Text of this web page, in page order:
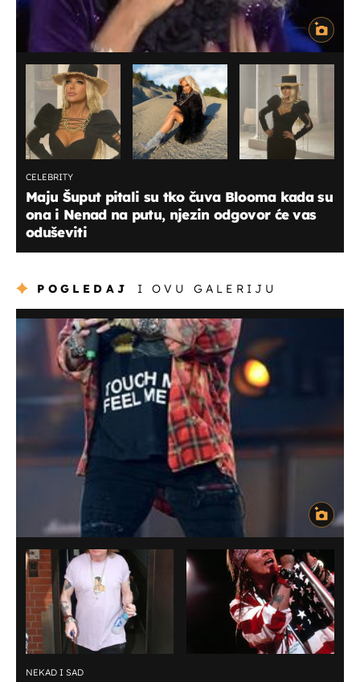
CELEBRITY
Maju Šuput pitali su tko čuva Blooma kada su
ona i Nenad na putu, njezin odgovor će vas
oduševiti
POGLEDAJ I OVU GALERIJU
NEKAD I SAD